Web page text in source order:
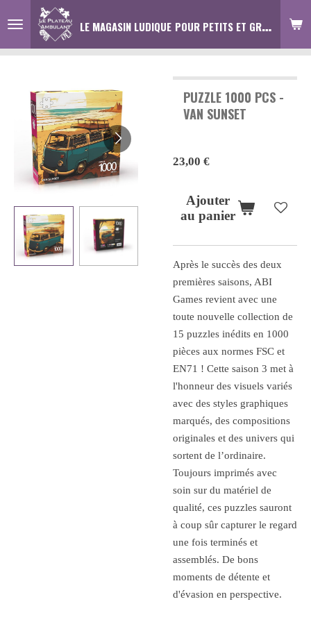
au
contenu
LE MAGASIN LUDIQUE POUR PETITS ET GRANDS :)
PUZZLE 1000 PCS -
VAN SUNSET
23,00 €
Ajouter
au panier
Après le succès des deux
premières saisons, ABI
Games revient avec une
toute nouvelle collection de
15 puzzles inédits en 1000
pièces aux normes FSC et
EN71 ! Cette saison 3 met à
l'honneur des visuels variés
avec des styles graphiques
marqués, des compositions
originales et des univers qui
sortent de l’ordinaire.
Toujours imprimés avec
soin sur du matériel de
qualité, ces puzzles sauront
à coup sûr capturer le regard
une fois terminés et
assemblés. De bons
moments de détente et
d'évasion en perspective.